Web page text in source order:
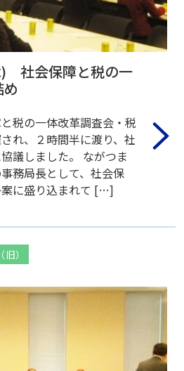
) 社会保障と税の一
税の一体改革調査会・税
れ、２時間半に渡り、社
議しました。 ながつま
務局長として、社会保
に盛り込まれて […]
）